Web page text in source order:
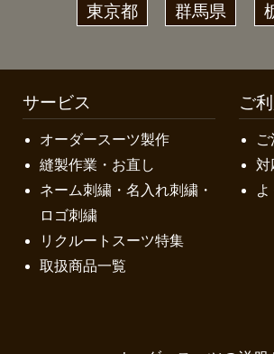
東京都
群馬県
サービス
オーダースーツ製作
縫製作業・お直し
ネーム刺繍・名入れ刺繍・
ロゴ刺繍
リクルートスーツ特集
取扱商品一覧
ご
対